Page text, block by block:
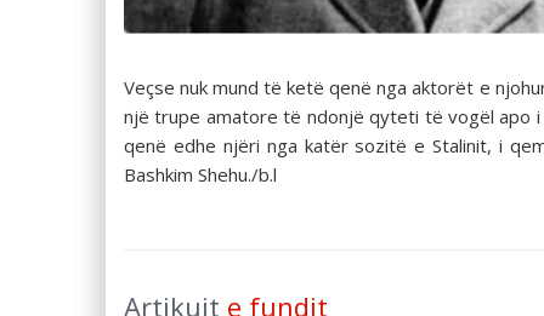
Veçse nuk mund të ketë qenë nga aktorët e
një trupe amatore të ndonjë qyteti të vogël apo
qenë edhe njëri nga katër sozitë e Stalinit, i
Bashkim Shehu./b.l
Artikujt e fundit